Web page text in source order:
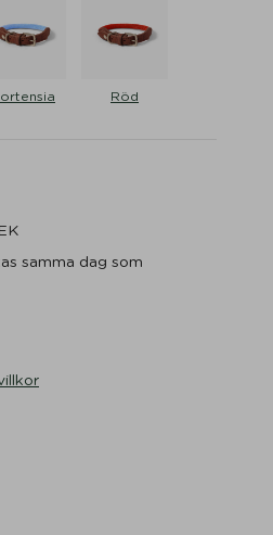
Röd
samma dag som